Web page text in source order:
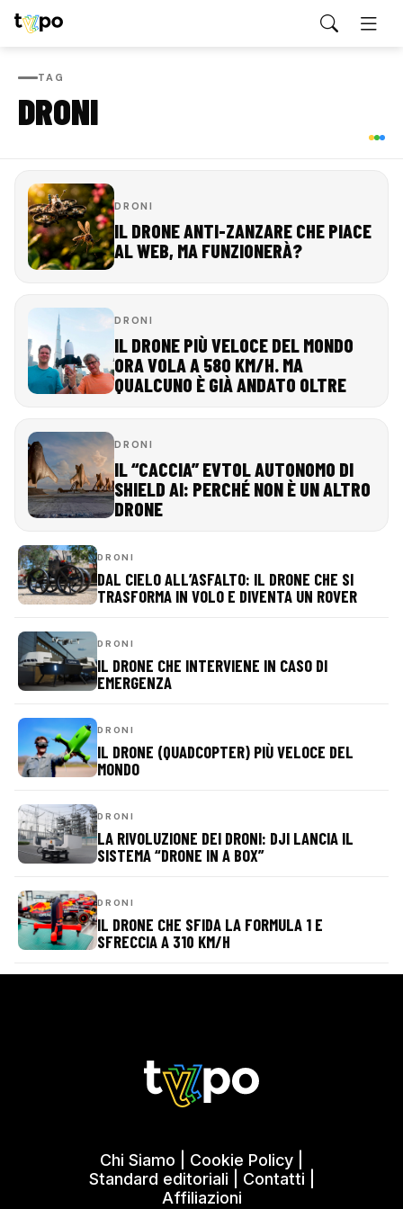
TAG
DRONI
DRONI
IL DRONE ANTI-ZANZARE CHE PIACE
AL WEB, MA FUNZIONERÀ?
DRONI
IL DRONE PIÙ VELOCE DEL MONDO
ORA VOLA A 580 KM/H. MA
QUALCUNO È GIÀ ANDATO OLTRE
DRONI
IL “CACCIA” EVTOL AUTONOMO DI
SHIELD AI: PERCHÉ NON È UN ALTRO
DRONE
DRONI
DAL CIELO ALL’ASFALTO: IL DRONE CHE SI
TRASFORMA IN VOLO E DIVENTA UN ROVER
DRONI
IL DRONE CHE INTERVIENE IN CASO DI
EMERGENZA
DRONI
IL DRONE (QUADCOPTER) PIÙ VELOCE DEL
MONDO
DRONI
LA RIVOLUZIONE DEI DRONI: DJI LANCIA IL
SISTEMA “DRONE IN A BOX”
DRONI
IL DRONE CHE SFIDA LA FORMULA 1 E
SFRECCIA A 310 KM/H
Chi Siamo Cookie Policy
Standard editoriali
Contatti
Affiliazioni